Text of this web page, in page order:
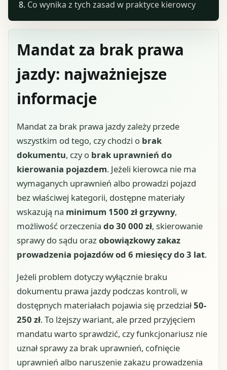
Mandat za brak prawa
jazdy: najważniejsze
informacje
Mandat za brak prawa jazdy zależy przede
wszystkim od tego, czy chodzi o brak
dokumentu, czy o brak uprawnień do
kierowania pojazdem. Jeżeli kierowca nie ma
wymaganych uprawnień albo prowadzi pojazd
bez właściwej kategorii, dostępne materiały
wskazują na minimum 1500 zł grzywny,
możliwość orzeczenia do 30 000 zł, skierowanie
sprawy do sądu oraz obowiązkowy zakaz
prowadzenia pojazdów od 6 miesięcy do 3 lat.
Jeżeli problem dotyczy wyłącznie braku
dokumentu prawa jazdy podczas kontroli, w
dostępnych materiałach pojawia się przedział50-
250 zł. To lżejszy wariant, ale przed przyjęciem
mandatu warto sprawdzić, czy funkcjonariusz nie
uznał sprawy za brak uprawnień, cofnięcie
uprawnień albo naruszenie zakazu prowadzenia
Co wynika z tych zasad w praktyce kierowcy